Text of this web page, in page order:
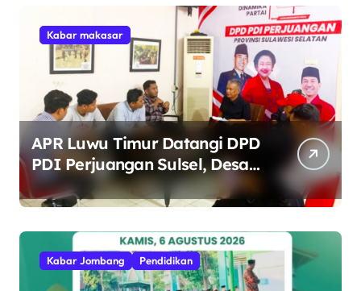
Kabar makasar
APR Luwu Timur Datangi DPD
PDI Perjuangan Sulsel, Desak
Evaluasi Ketua DPRD Lutim
Kabar Jombang Pendidikan